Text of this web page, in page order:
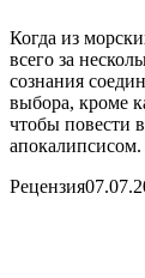
Когда из
всего за
сознания
выбора, кроме
чтобы повести
апокалипсисом.
Рецензия